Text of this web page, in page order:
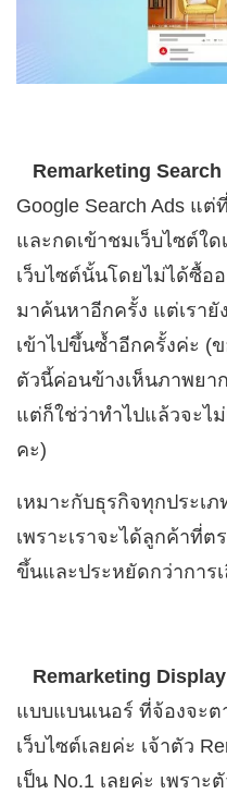
Remarketing Search
Google Search Ads แ
และกดเข้าชมเว็บไซต์ใ
เว็บไซต์นั้นโดยไม่ได้ซื้อ
มาค้นหาอีกครั้ง แต่เรายั
เข้าไปขึ้นซ้ำอีกครั้งค่ะ (
ตัวนี้ค่อนข้างเห็นภาพยา
แต่ก็ใช่ว่าทำไปแล้วจะไ
คะ)
เหมาะกับธุรกิจทุกประเ
เพราะเราจะได้ลูกค้าที่
ขึ้นและประหยัดกว่าการ
Remarketing Display
แบบแบนเนอร์ ที่จ้องจะต
เว็บไซต์เลยค่ะ เจ้าตัว
เป็น No.1 เลยค่ะ เพรา